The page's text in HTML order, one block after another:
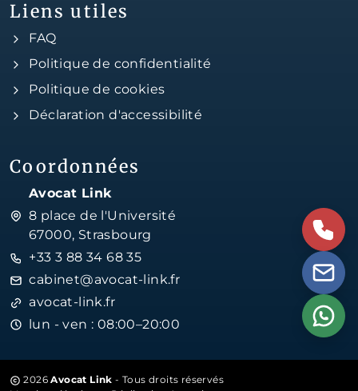
Liens utiles
FAQ
Politique de confidentialité
Politique de cookies
Déclaration d'accessibilité
Coordonnées
Avocat Link
8 place de l'Université
67000, Strasbourg
+33 3 88 34 68 35
cabinet@avocat-link.fr
avocat-link.fr
lun - ven : 08:00–20:00
2026Avocat Link - Tous droits réservés